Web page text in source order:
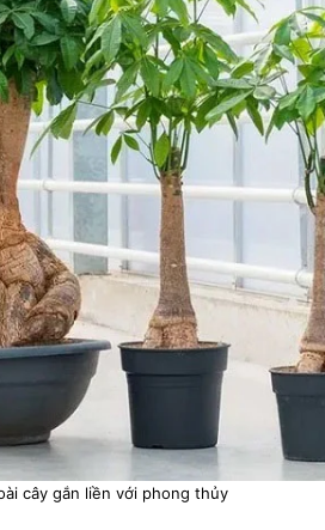
cây gắn liền với phong thủy